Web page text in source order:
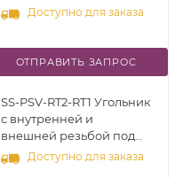
1/4"], нерж.сталь 316
Доступно для заказа
ОТПРАВИТЬ ЗАПРОС
SS-PSV-RT2-RT1 Угольник
с внутренней и
внешней резьбой под
45°, [R (RT) 1/8" - R (RT)
1/16"], нерж.сталь 316
Доступно для заказа